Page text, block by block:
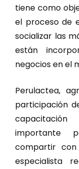
tiene como
el proceso de
socializar las
están
negocios en el
Perulactea,
participación
importante
compartir
especialista